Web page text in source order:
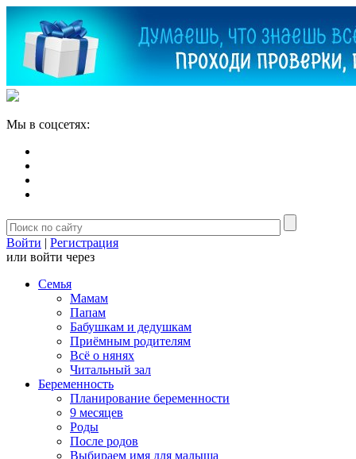
Мы в соцсетях:
Войти | Регистрация
или войти через
Семья
Мамам
Папам
Бабушкам и дедушкам
Приёмным родителям
Всё о нянях
Читальный зал
Беременность
Планирование беременности
9 месяцев
Роды
После родов
Выбираем имя для малыша